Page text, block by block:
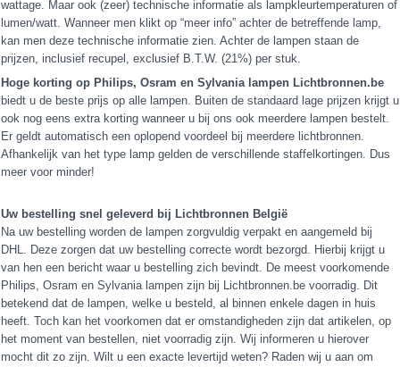
wattage. Maar ook (zeer) technische informatie als lampkleurtemperaturen of
lumen/watt. Wanneer men klikt op “meer info” achter de betreffende lamp,
kan men deze technische informatie zien. Achter de lampen staan de
prijzen, inclusief recupel, exclusief B.T.W. (21%) per stuk.
Hoge korting op Philips, Osram en Sylvania lampen Lichtbronnen.be
biedt u de beste prijs op alle lampen. Buiten de standaard lage prijzen krijgt u
ook nog eens extra korting wanneer u bij ons ook meerdere lampen bestelt.
Er geldt automatisch een oplopend voordeel bij meerdere lichtbronnen.
Afhankelijk van het type lamp gelden de verschillende staffelkortingen. Dus
meer voor minder!
Uw bestelling snel geleverd bij Lichtbronnen België
Na uw bestelling worden de lampen zorgvuldig verpakt en aangemeld bij
DHL. Deze zorgen dat uw bestelling correcte wordt bezorgd. Hierbij krijgt u
van hen een bericht waar u bestelling zich bevindt. De meest voorkomende
Philips, Osram en Sylvania lampen zijn bij Lichtbronnen.be voorradig. Dit
betekend dat de lampen, welke u besteld, al binnen enkele dagen in huis
heeft. Toch kan het voorkomen dat er omstandigheden zijn dat artikelen, op
het moment van bestellen, niet voorradig zijn. Wij informeren u hierover
mocht dit zo zijn. Wilt u een exacte levertijd weten? Raden wij u aan om